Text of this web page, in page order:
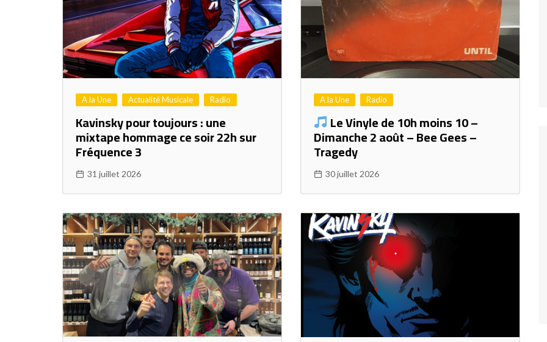
A la Une Actualité Musicale Radio
Kavinsky pour toujours : une
mixtape hommage ce soir 22h sur
Fréquence 3
31 juillet 2026
A la Une Radio
Le Vinyle de 10h moins 10 –
Dimanche 2 août – Bee Gees –
Tragedy
30 juillet 2026